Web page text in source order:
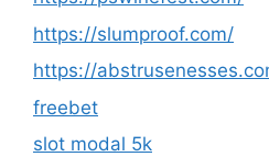
https://slumproof.com/
https://
freebet
slot modal 5k